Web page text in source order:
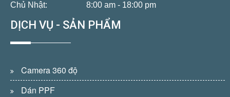
Chủ Nhật: 8:00 am - 18:00 pm
DỊCH VỤ - SẢN PHẨM
Camera 360 độ
Dán PPF